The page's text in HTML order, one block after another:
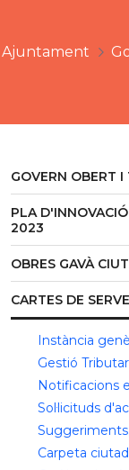
Ajuntament
GOVERN OBERT I
PLA
2023
OBRES GAVÀ
CARTES DE
Instància
Gestió
Notificacions
Sol·licituds
Carpeta